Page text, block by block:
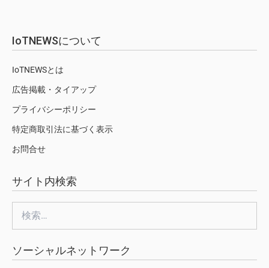
IoTNEWSについて
IoTNEWSとは
広告掲載・タイアップ
プライバシーポリシー
特定商取引法に基づく表示
お問合せ
サイト内検索
索:
ソーシャルネットワーク